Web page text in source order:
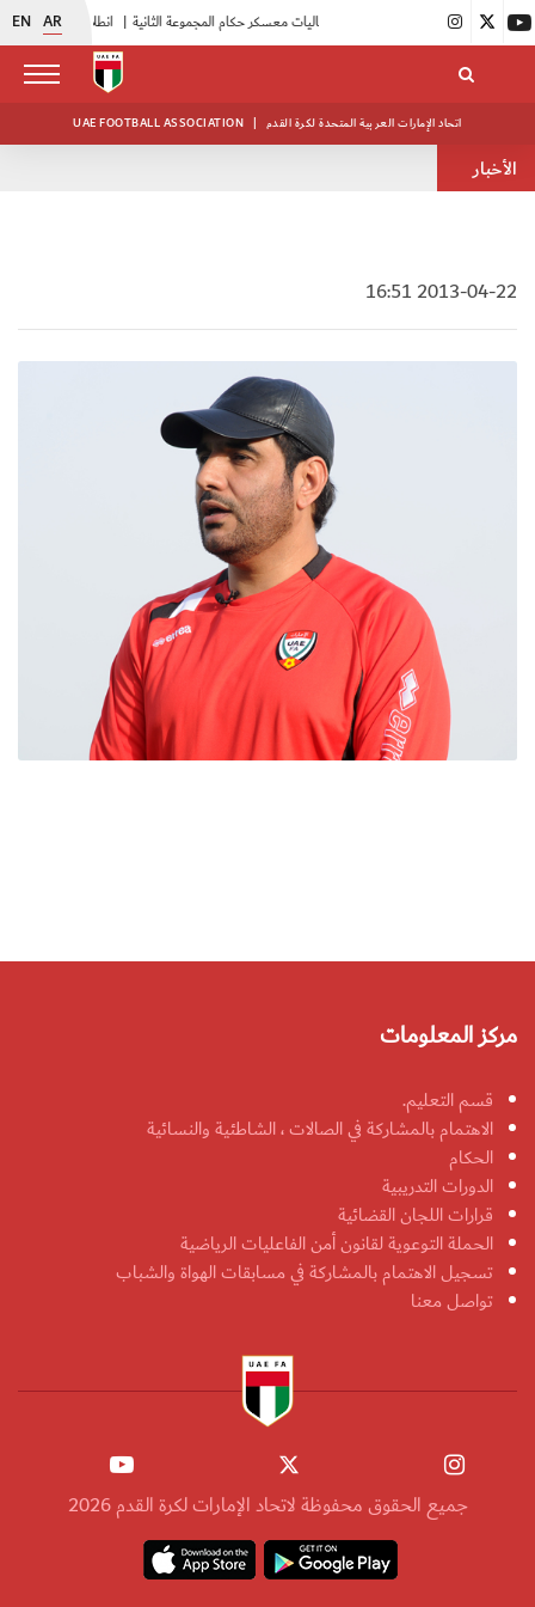
EN AR انطلاق منافسات بطولة النخبة لحرس الرئاسة |
UAE FOOTBALL ASSOCIATION | اتحاد الإمارات العربية المتحدة لكرة القدم
الأخبار
2013-04-22 16:51
مركز المعلومات
قسم التعليم.
الاهتمام بالمشاركة في الصالات ، الشاطئية والنسائية
الحكام
الدورات التدريبية
قرارات اللجان القضائية
الحملة التوعوية لقانون أمن الفاعليات الرياضية
تسجيل الاهتمام بالمشاركة في مسابقات الهواة والشباب
تواصل معنا
جميع الحقوق محفوظة لاتحاد الإمارات لكرة القدم 2026